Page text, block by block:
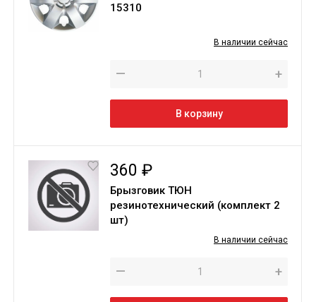
15310
В наличии сейчас
— +
В корзину
360 ₽
Брызговик ТЮН
резинотехнический (комплект 2
шт)
В наличии сейчас
— +